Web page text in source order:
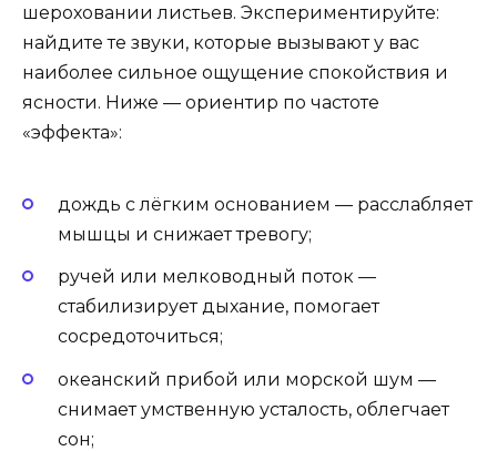
шероховании листьев. Экспериментируйте:
найдите те звуки, которые вызывают у вас
наиболее сильное ощущение спокойствия и
ясности. Ниже — ориентир по частоте
«эффекта»:
дождь с лёгким основанием — расслабляет
мышцы и снижает тревогу;
ручей или мелководный поток —
стабилизирует дыхание, помогает
сосредоточиться;
океанский прибой или морской шум —
снимает умственную усталость, облегчает
сон;